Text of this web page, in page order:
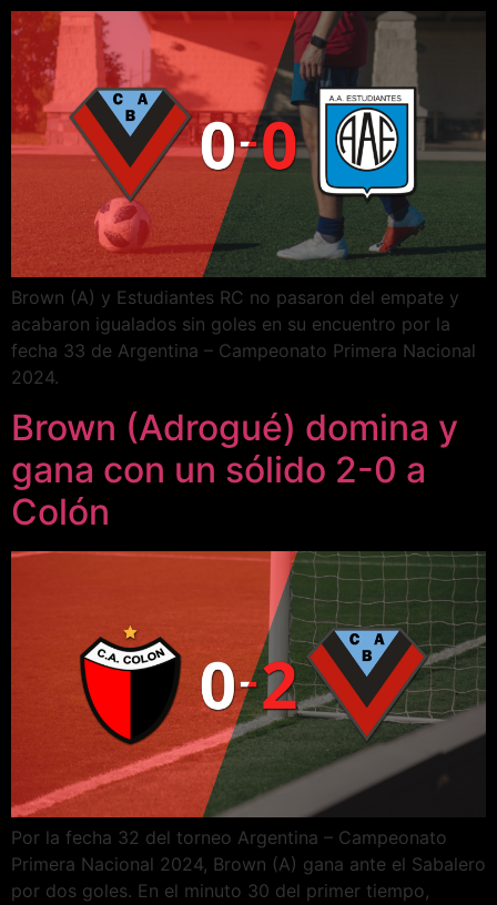
Brown (A) y Estudiantes RC no pasaron del empate y
acabaron igualados sin goles en su encuentro por la
fecha 33 de Argentina – Campeonato Primera Nacional
2024.
Brown (Adrogué) domina y
gana con un sólido 2-0 a
Colón
Por la fecha 32 del torneo Argentina – Campeonato
Primera Nacional 2024, Brown (A) gana ante el Sabalero
por dos goles. En el minuto 30 del primer tiempo,